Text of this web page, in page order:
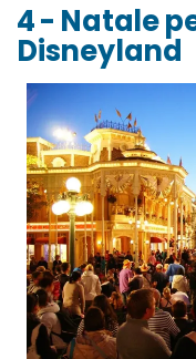
4 - Natale
Disneyland